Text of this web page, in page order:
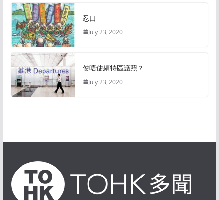
忍口
July 23, 2020
使唔使續特區護照？
July 23, 2020